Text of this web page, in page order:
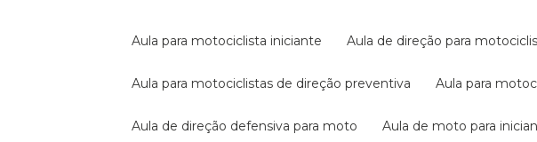
aula para motociclista iniciante aula de direção para
aula para motociclistas de direção preventiva aula para
aula de direção defensiva para moto aula de moto para